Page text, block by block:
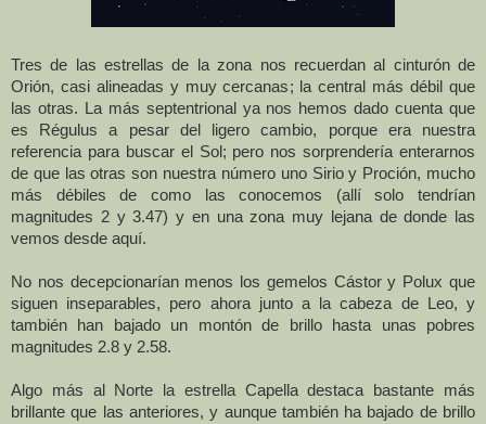
Tres de las estrellas de la zona nos recuerdan al cinturón de
Orión, casi alineadas y muy cercanas; la central más débil que
las otras. La más septentrional ya nos hemos dado cuenta que
es Régulus a pesar del ligero cambio, porque era nuestra
referencia para buscar el Sol; pero nos sorprendería enterarnos
de que las otras son nuestra número uno Sirio y Proción, mucho
más débiles de como las conocemos (allí solo tendrían
magnitudes 2 y 3.47) y en una zona muy lejana de donde las
vemos desde aquí.
No nos decepcionarían menos los gemelos Cástor y Polux que
siguen inseparables, pero ahora junto a la cabeza de Leo, y
también han bajado un montón de brillo hasta unas pobres
magnitudes 2.8 y 2.58.
Algo más al Norte la estrella Capella destaca bastante más
brillante que las anteriores, y aunque también ha bajado de brillo